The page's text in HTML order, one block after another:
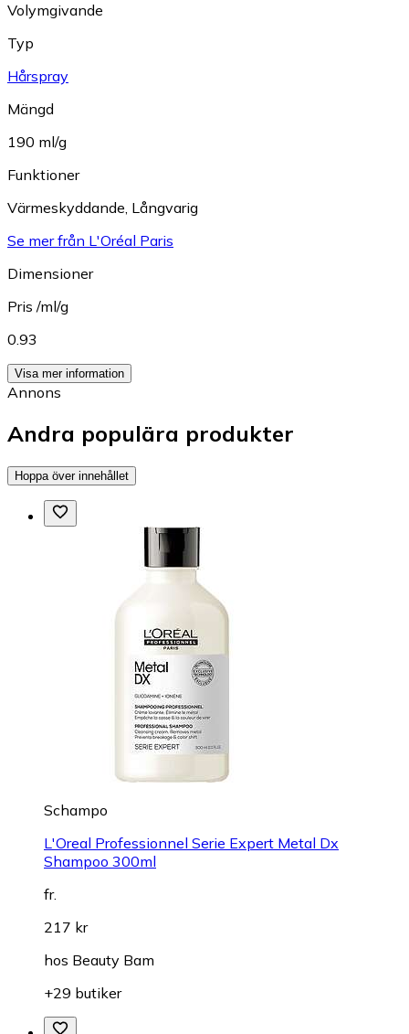
Volymgivande
Typ
Hårspray
Mängd
190 ml/g
Funktioner
Värmeskyddande, Långvarig
Se mer från L'Oréal Paris
Dimensioner
Pris /ml/g
0.93
Visa mer information
Annons
Andra populära produkter
Hoppa över innehållet
Schampo
L'Oreal Professionnel Serie Expert Metal Dx
Shampoo 300ml
fr.
217 kr
hos Beauty Bam
+29 butiker